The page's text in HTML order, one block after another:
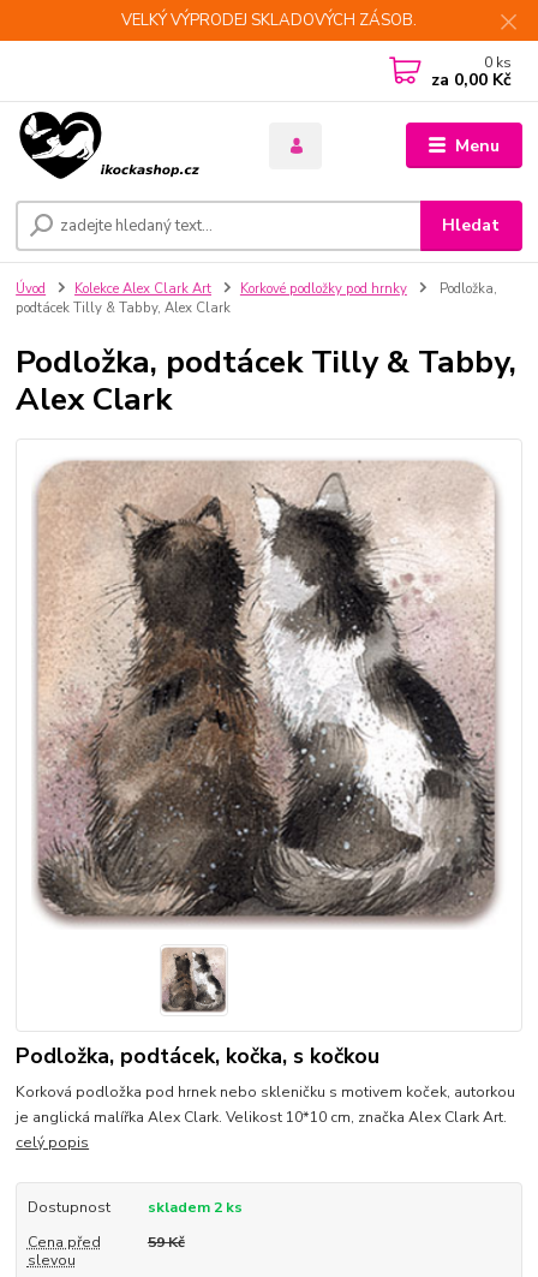
VELKÝ VÝPRODEJ SKLADOVÝCH ZÁSOB.
Menu
Hledat
0 ks
za 0,00 Kč
Úvod Kolekce Alex Clark Art Korkové podložky pod hrnky
Podložka,
podtácek Tilly & Tabby, Alex Clark
Podložka, podtácek Tilly & Tabby,
Alex Clark
Podložka, podtácek, kočka, s kočkou
Korková podložka pod hrnek nebo skleničku s motivem koček, autorkou
je anglická malířka Alex Clark. Velikost 10*10 cm, značka Alex Clark Art.
celý popis
Dostupnost
skladem 2 ks
Cena před
slevou
59 Kč